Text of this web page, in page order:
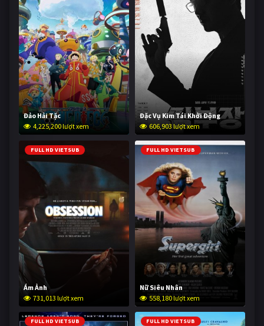
Đảo Hải Tặc
4,225,200 lượt xem
Đặc Vụ Kim Tái Khởi Động
606,903 lượt xem
FULL HD VIETSUB
Ám Ảnh
731,013 lượt xem
FULL HD VIETSUB
Nữ Siêu Nhân
558,180 lượt xem
FULL HD VIETSUB FULL HD VIETSUB